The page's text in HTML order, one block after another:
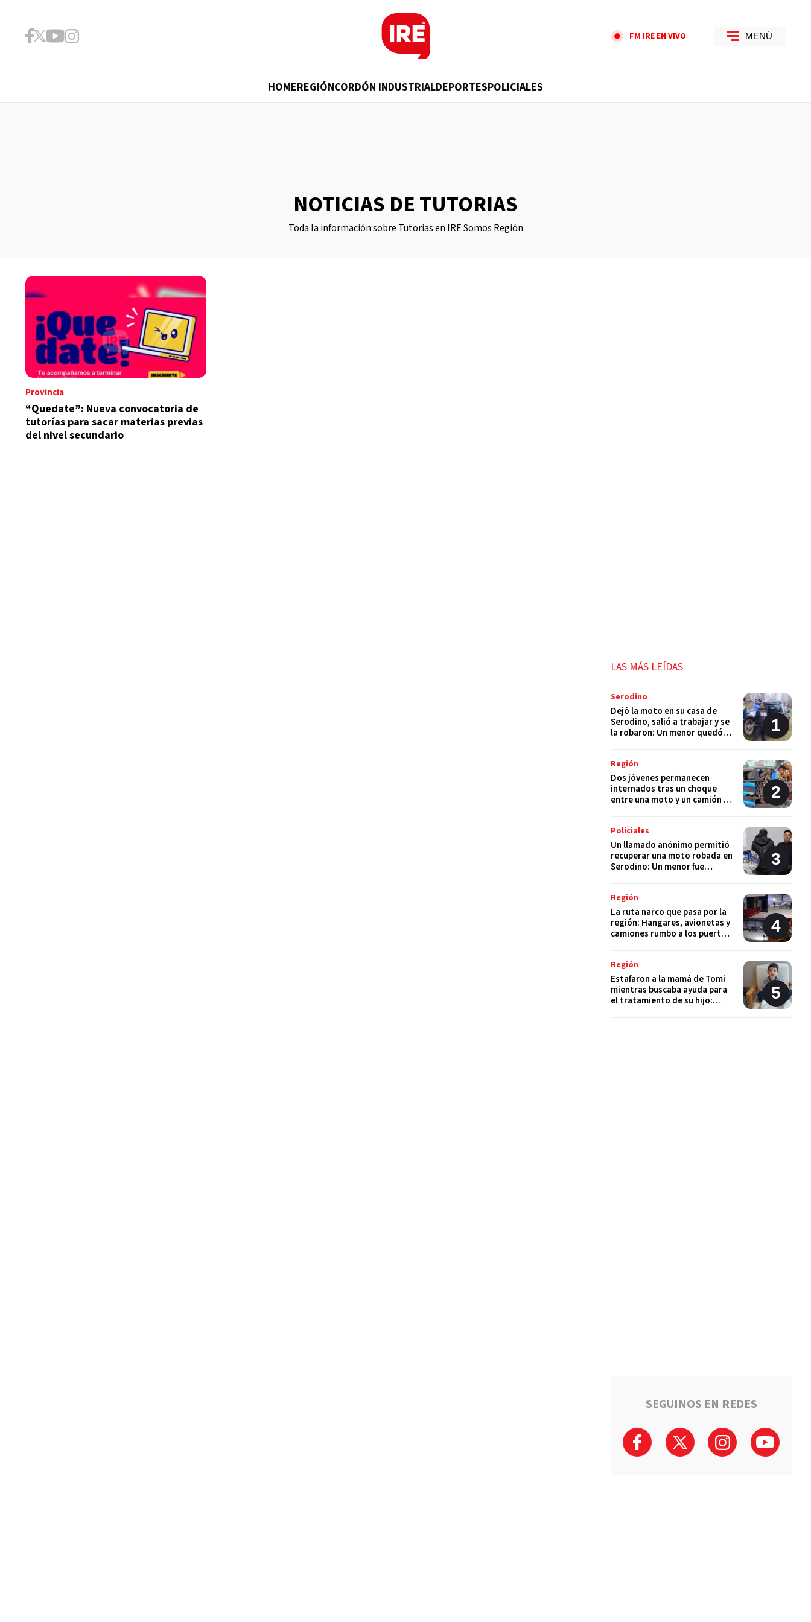
FM IRE EN VIVO MENÚ
HOMEREGIÓNCORDÓN INDUSTRIALDEPORTESPOLICIALES
NOTICIAS DE TUTORIAS
Toda la información sobre Tutorias en IRE Somos Región
Provincia
“Quedate”: Nueva convocatoria de
tutorías para sacar materias previas
del nivel secundario
LAS MÁS LEÍDAS
Serodino
Dejó la moto en su casa de
Serodino, salió a trabajar y se
la robaron: Un menor quedó
Región
Dos jóvenes permanecen
internados tras un choque
entre una moto y un camión en
Policiales
Un llamado anónimo permitió
recuperar una moto robada en
Serodino: Un menor fue
Región
La ruta narco que pasa por la
región: Hangares, avionetas y
camiones rumbo a los puertos
Región
Estafaron a la mamá de Tomi
mientras buscaba ayuda para
el tratamiento de su hijo:
SEGUINOS EN REDES